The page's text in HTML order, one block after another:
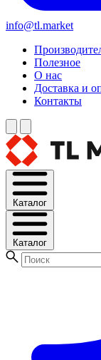
info@tl.market
Полезное
О нас
Доставка и
Контакты
Каталог
Каталог